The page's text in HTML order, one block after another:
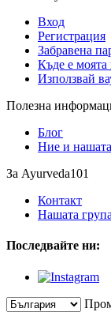
Вход
Регистрация
Забравена
Къде е моята
Използвай
Полезна
Блог
Ние и
За Ayurveda101
Контакт
Нашата група
Последвайте ни: